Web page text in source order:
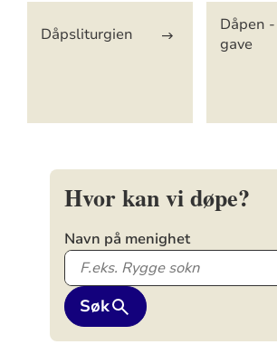
Dåpsliturgien
Dåpen
gave
Hvor kan vi døpe?
Navn på menighet
Søk